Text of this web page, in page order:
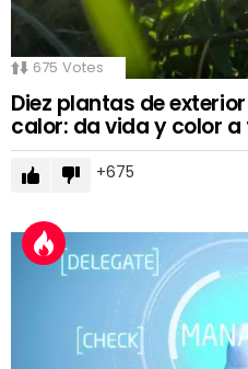
675 Votes
Diez plantas de
calor: da vida y color
675